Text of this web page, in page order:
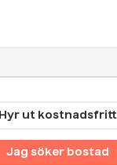
Hyr ut kostnadsfritt
Jag söker bostad